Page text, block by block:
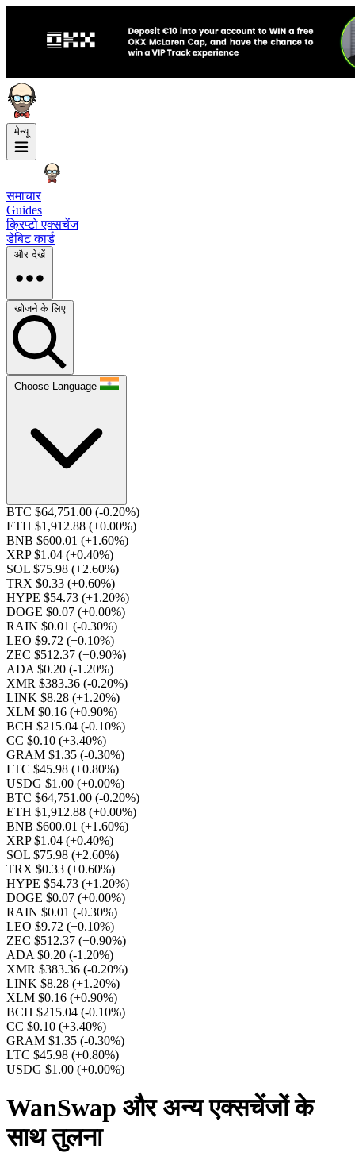
मेन्यू
समाचार
Guides
क्रिप्टो एक्सचेंज
डेबिट कार्ड
और देखें
खोजने के लिए
Choose Language
BTC $64,751.00 (-0.20%)
ETH $1,912.88 (+0.00%)
BNB $600.01 (+1.60%)
XRP $1.04 (+0.40%)
SOL $75.98 (+2.60%)
TRX $0.33 (+0.60%)
HYPE $54.73 (+1.20%)
DOGE $0.07 (+0.00%)
RAIN $0.01 (-0.30%)
LEO $9.72 (+0.10%)
ZEC $512.37 (+0.90%)
ADA $0.20 (-1.20%)
XMR $383.36 (-0.20%)
LINK $8.28 (+1.20%)
XLM $0.16 (+0.90%)
BCH $215.04 (-0.10%)
CC $0.10 (+3.40%)
GRAM $1.35 (-0.30%)
LTC $45.98 (+0.80%)
USDG $1.00 (+0.00%)
BTC $64,751.00 (-0.20%)
ETH $1,912.88 (+0.00%)
BNB $600.01 (+1.60%)
XRP $1.04 (+0.40%)
SOL $75.98 (+2.60%)
TRX $0.33 (+0.60%)
HYPE $54.73 (+1.20%)
DOGE $0.07 (+0.00%)
RAIN $0.01 (-0.30%)
LEO $9.72 (+0.10%)
ZEC $512.37 (+0.90%)
ADA $0.20 (-1.20%)
XMR $383.36 (-0.20%)
LINK $8.28 (+1.20%)
XLM $0.16 (+0.90%)
BCH $215.04 (-0.10%)
CC $0.10 (+3.40%)
GRAM $1.35 (-0.30%)
LTC $45.98 (+0.80%)
USDG $1.00 (+0.00%)
WanSwap और अन्य एक्सचेंजों के
साथ तुलना